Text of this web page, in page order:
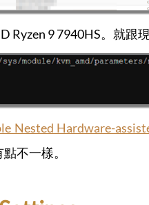
Ryzen 9 7940HS。就跟
Nested Hardware-
不一樣。